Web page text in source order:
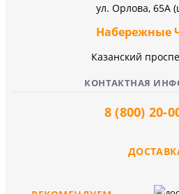
ул. Орлова, 65А
Набережные
Казанский
КОНТАКТНАЯ
8 (800) 20-